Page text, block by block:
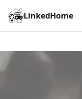
LinkedHome